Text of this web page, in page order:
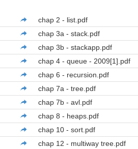
chap 2 - list.pdf
chap 3a - stack.pdf
chap 3b - stackapp.pdf
chap 4 - queue - 2009[1].pdf
chap 6 - recursion.pdf
chap 7a - tree.pdf
chap 7b - avl.pdf
chap 8 - heaps.pdf
chap 10 - sort.pdf
chap 12 - multiway tree.pdf